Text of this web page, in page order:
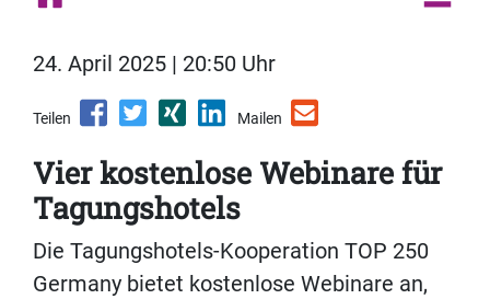
24. April 2025 | 20:50 Uhr
Teilen Mailen
Vier kostenlose Webinare für
Tagungshotels
Die Tagungshotels-Kooperation TOP 250
Germany bietet kostenlose Webinare an,